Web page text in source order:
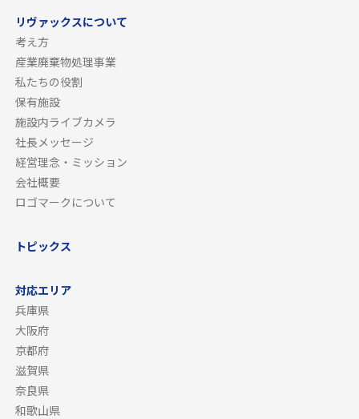
リヴァックスについて
考え方
産業廃棄物処理事業
私たちの役割
保有施設
施設内ライブカメラ
社長メッセージ
経営理念・ミッション
会社概要
ロゴマークについて
トピックス
対応エリア
兵庫県
大阪府
京都府
滋賀県
奈良県
和歌山県